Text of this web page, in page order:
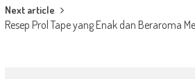
Next article
Resep Prol Tape yang Enak dan Beraroma